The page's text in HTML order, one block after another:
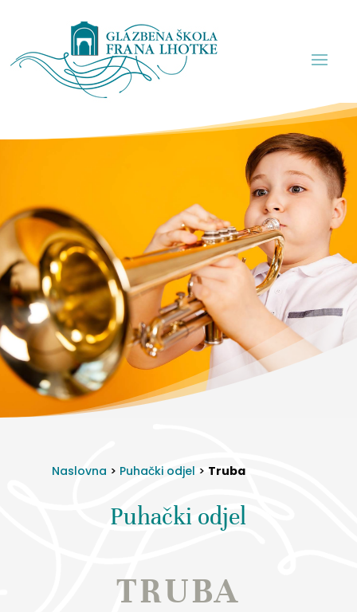
Naslovna > Puhački odjel > Truba
Puhački odjel
TRUBA